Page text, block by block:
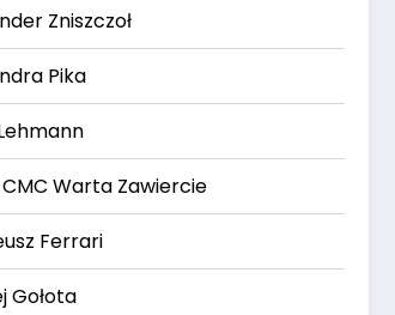
Zniszczoł
Pika
Warta Zawiercie
Ferrari
Gołota